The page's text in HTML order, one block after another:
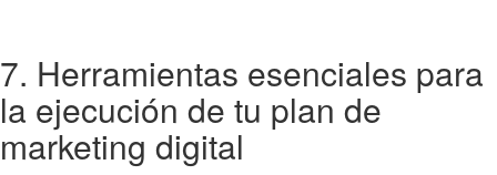
7. Herramientas esenciales para
la ejecución de tu plan de
marketing digital